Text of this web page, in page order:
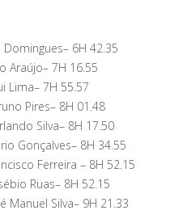
Domingues– 6H 42.35
Araújo– 7H 16.55
Lima– 7H 55.57
Pires– 8H 01.48
Silva– 8H 17.50
Gonçalves– 8H 34.55
Ferreira – 8H 52.15
Ruas– 8H 52.15
Manuel Silva– 9H 21.33